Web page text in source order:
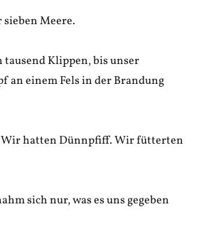
Meere.
Klippen, bis unser
an einem Fels in der Brandung
hatten Dünnpfiff. Wir fütterten
sich nur, was es uns gegeben